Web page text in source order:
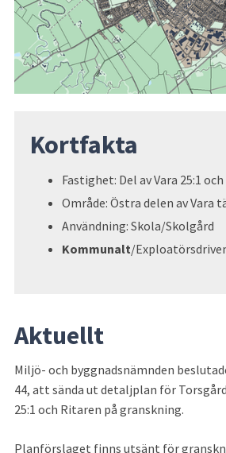
Kortfakta
Fastighet: Del av Vara 25:1
Område: Östra delen av Vara
Användning: Skola/Skolgård
Kommunalt/
Aktuellt
Miljö- och byggnadsnämnden
44, att sända ut detaljplan för
25:1 och Ritaren på granskning.
Planförslaget finns utsänt för